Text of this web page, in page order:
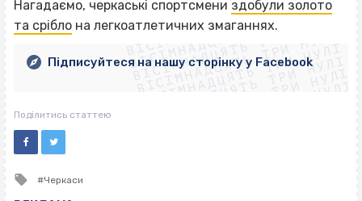
Нагадаємо, черкаські спортсмени здобули золото
та срібло на легкоатлетичних змаганнях.
ВІСІМНАДЦЯТЬ ТРИ НУЛІ
ВІСІМНАДЦЯТЬ ТРИ НУЛІ
ВІСІМНАДЦЯТЬ ТРИ НУЛІ
ВІСІМНАДЦЯТЬ ТРИ НУЛІ
ВІСІМНАДЦЯТЬ ТРИ НУЛІ
ВІСІМНАДЦЯТЬ ТРИ НУЛІ
ВІСІМНАДЦЯТЬ ТРИ НУЛІ
ВІСІМНАДЦЯТЬ ТРИ НУЛІ
Підписуйтеся на нашу сторінку у Facebook
Поділитись статтею
Tagged
Черкаси